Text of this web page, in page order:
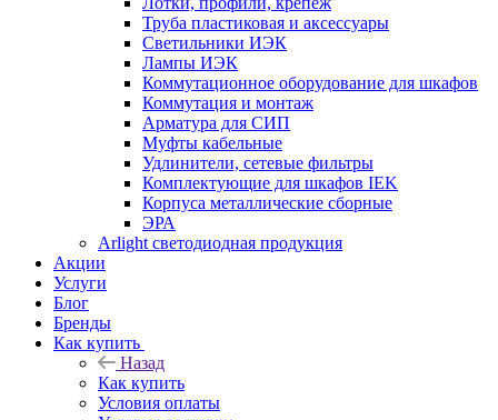
Труба пластиковая и аксессуары
Светильники ИЭК
Лампы ИЭК
Коммутационное оборудование для шкафов
Коммутация и монтаж
Арматура для СИП
Муфты кабельные
Удлинители, сетевые фильтры
Комплектующие для шкафов IEK
Корпуса металлические сборные
ЭРА
Arlight светодиодная продукция
Акции
Услуги
Блог
Бренды
Как купить
Назад
Как купить
Условия оплаты